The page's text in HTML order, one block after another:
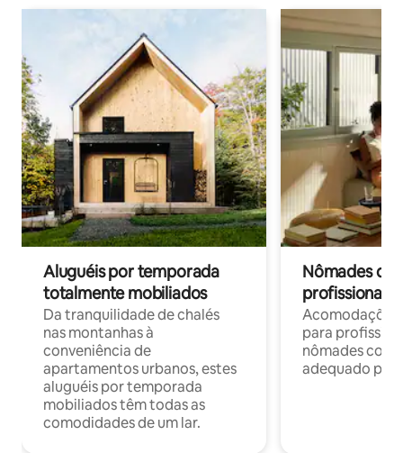
Aluguéis por temporada
totalmente mobiliados
Da tranquilidade de chalés
nas montanhas à
conveniência de
apartamentos urbanos, estes
aluguéis por temporada
mobiliados têm todas as
comodidades de um lar.
Nômades
profissionais
para
nômades com
adequado